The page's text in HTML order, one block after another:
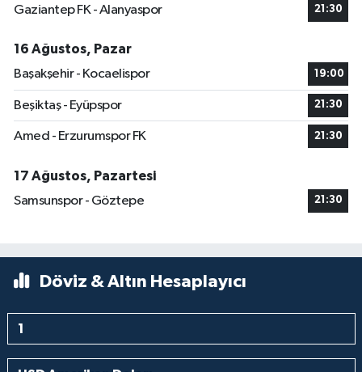
Gaziantep FK - Alanyaspor 21:30
16 Ağustos, Pazar
Başakşehir - Kocaelispor
19:00
Beşiktaş - Eyüpspor 21:30
Amed - Erzurumspor FK 21:30
17 Ağustos, Pazartesi
Samsunspor - Göztepe
21:30
Döviz & Altın Hesaplayıcı